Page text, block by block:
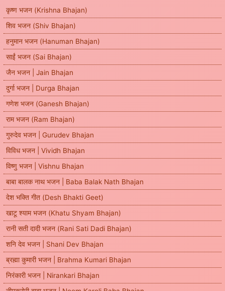
कृष्ण भजन (Krishna Bhajan)
शिव भजन (Shiv Bhajan)
हनुमान भजन (Hanuman Bhajan)
साईं भजन (Sai Bhajan)
जैन भजन | Jain Bhajan
दुर्गा भजन | Durga Bhajan
गणेश भजन (Ganesh Bhajan)
राम भजन (Ram Bhajan)
गुरुदेव भजन | Gurudev Bhajan
विविध भजन | Vividh Bhajan
विष्णु भजन | Vishnu Bhajan
बाबा बालक नाथ भजन | Baba Balak Nath Bhajan
देश भक्ति गीत (Desh Bhakti Geet)
खाटू श्याम भजन (Khatu Shyam Bhajan)
रानी सती दादी भजन (Rani Sati Dadi Bhajan)
शनि देव भजन | Shani Dev Bhajan
ब्रह्मा कुमारी भजन | Brahma Kumari Bhajan
निरंकारी भजन | Nirankari Bhajan